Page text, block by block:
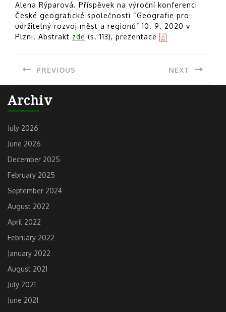
Alena Rýparová. Příspěvek na výroční konferenci
České geografické společnosti “Geografie pro
udržitelný rozvoj měst a regionů” 10. 9. 2020 v
Plzni. Abstrakt zde (s. 113), prezentace
navigation
PREVIOUS
post:
NEXT
Archiv
July 2026
June 2026
December 2025
February 2025
September 2024
August 2022
April 2022
February 2022
January 2022
August 2021
July 2021
June 2021